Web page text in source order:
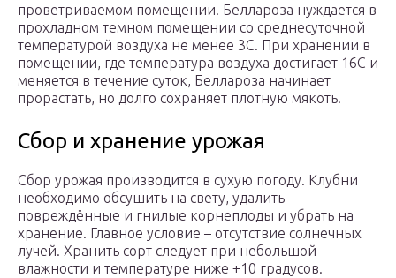
проветриваемом помещении. Беллароза нуждается в
прохладном темном помещении со среднесуточной
температурой воздуха не менее 3С. При хранении в
помещении, где температура воздуха достигает 16С и
меняется в течение суток, Беллароза начинает
прорастать, но долго сохраняет плотную мякоть.
Сбор и хранение урожая
Сбор урожая производится в сухую погоду. Клубни
необходимо обсушить на свету, удалить
повреждённые и гнилые корнеплоды и убрать на
хранение. Главное условие – отсутствие солнечных
лучей. Хранить сорт следует при небольшой
влажности и температуре ниже +10 градусов.